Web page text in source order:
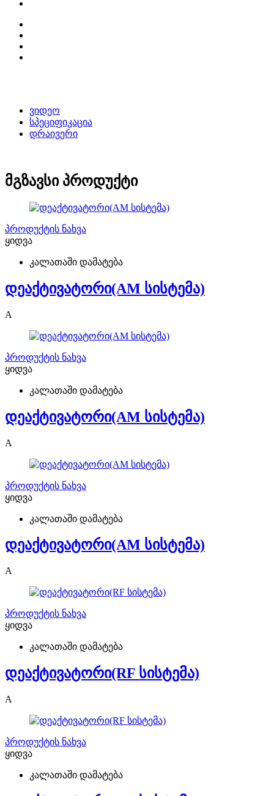
ვიდეო
სპეციფიკაცია
დრაივერი
მგზავსი პროდუქტი
პროდუქტის ნახვა
ყიდვა
კალათაში დამატება
დეაქტივატორი(AM სისტემა)
A
პროდუქტის ნახვა
ყიდვა
კალათაში დამატება
დეაქტივატორი(AM სისტემა)
A
პროდუქტის ნახვა
ყიდვა
კალათაში დამატება
დეაქტივატორი(AM სისტემა)
A
პროდუქტის ნახვა
ყიდვა
კალათაში დამატება
დეაქტივატორი(RF სისტემა)
A
პროდუქტის ნახვა
ყიდვა
კალათაში დამატება